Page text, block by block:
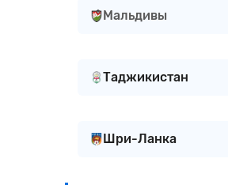
Мальдивы
Таджикистан
Шри-Ланка